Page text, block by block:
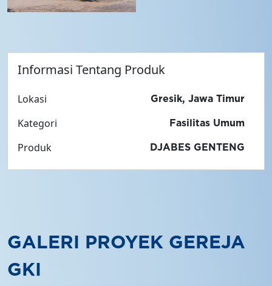
Informasi Tentang Produk
Lokasi Gresik, Jawa Timur
Kategori Fasilitas Umum
Produk DJABES GENTENG
GALERI PROYEK GEREJA
GKI